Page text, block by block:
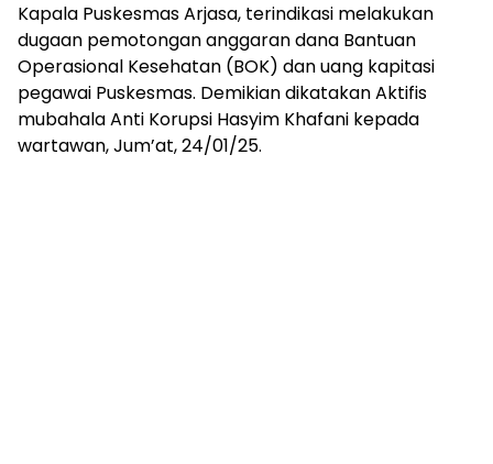
Kapala Puskesmas Arjasa, terindikasi melakukan
dugaan pemotongan anggaran dana Bantuan
Operasional Kesehatan (BOK) dan uang kapitasi
pegawai Puskesmas. Demikian dikatakan Aktifis
mubahala Anti Korupsi Hasyim Khafani kepada
wartawan, Jum’at, 24/01/25.